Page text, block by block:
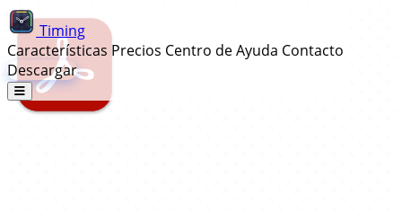
Timing
Características Precios Centro de Ayuda Contacto
Descargar